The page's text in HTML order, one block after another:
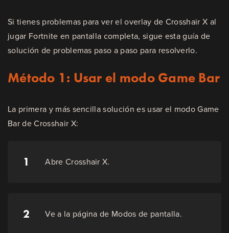
Si tienes problemas para ver el overlay de Crosshair X al
jugar Fortnite en pantalla completa, sigue esta guía de
solución de problemas paso a paso para resolverlo.
Método 1: Usar el modo Game Bar
La primera y más sencilla solución es usar el modo Game
Bar de Crosshair X:
1 Abre Crosshair X.
2 Ve a la página de Modos de pantalla.